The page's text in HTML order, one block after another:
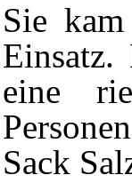
Sie
eine
Sack